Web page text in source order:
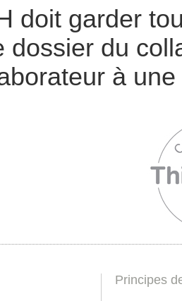
doit garder
dossier du
à
Principes